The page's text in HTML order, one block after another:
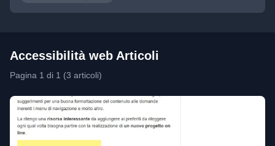
Accessibilità web Articoli
Pagina 1 di 1 (3 articoli)